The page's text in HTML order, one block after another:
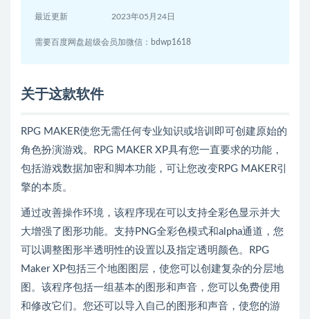
最近更新 2023年05月24日
需要百度网盘超级会员加微信：bdwp1618
关于这款软件
RPG MAKER使您无需任何专业知识或培训即可创建原始的
角色扮演游戏。RPG MAKER XP具有您一直要求的功能，
包括游戏数据加密和脚本功能，可让您改变RPG MAKER引
擎的本质。
通过改善操作环境，该程序现在可以支持全彩色显示并大
大增强了图形功能。支持PNG全彩色模式和alpha通道，您
可以调整图形半透明性的设置以及指定透明颜色。RPG
Maker XP包括三个地图图层，使您可以创建复杂的分层地
图。该程序包括一组基本的图形和声音，您可以免费使用
和修改它们。您还可以导入自己的图形和声音，使您的游